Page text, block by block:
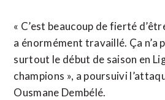
« C’est beaucoup de fierté
a énormément travaillé. Ça n’a
surtout le début de saison en
champions », a poursuivi
Ousmane Dembélé.